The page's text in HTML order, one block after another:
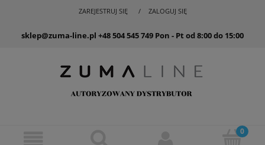
ZAREJESTRUJ SIĘ ZALOGUJ SIĘ
sklep@zuma-line.pl +48 504 545 749 Pon - Pt od 8:00 do 15:00